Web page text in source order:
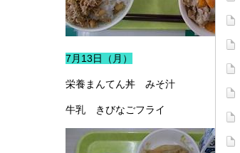
7月13日（月）
栄養まんてん丼 みそ汁
牛乳 きびなごフライ